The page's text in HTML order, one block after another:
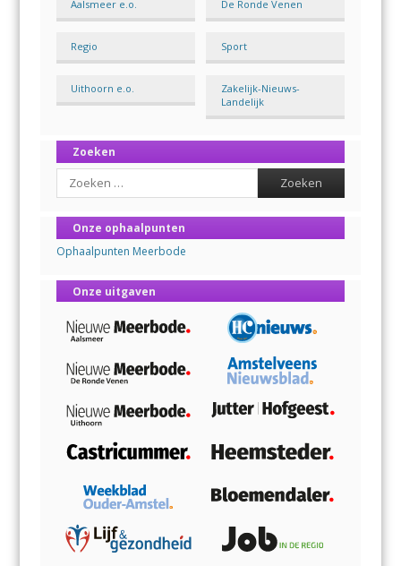
Aalsmeer e.o. De Ronde Venen
Regio Sport
Uithoorn e.o.
Zakelijk-Nieuws-
Landelijk
Zoeken
Search
Onze ophaalpunten
Ophaalpunten Meerbode
Onze uitgaven